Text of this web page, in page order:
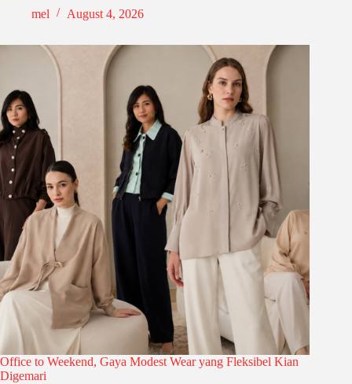
mel
August 4, 2026
Office to Weekend, Gaya Modest Wear yang Fleksibel Kian
Digemari